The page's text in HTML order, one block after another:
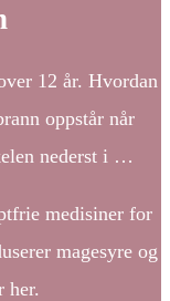
12 år. Hvordan
oppstår når
nederst i …
medisiner for
magesyre og
her.